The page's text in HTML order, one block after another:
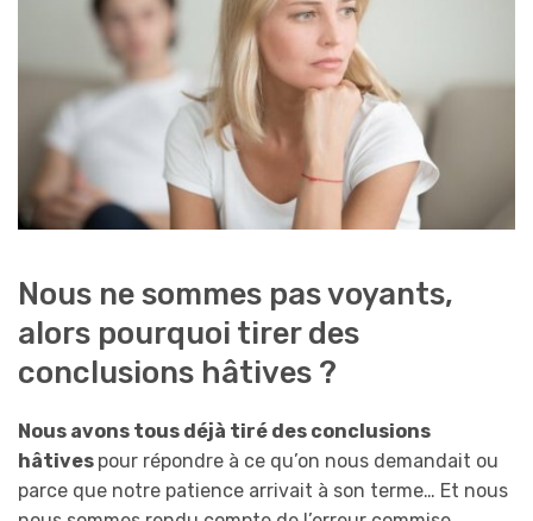
Nous ne sommes pas voyants,
alors pourquoi tirer des
conclusions hâtives ?
Nous avons tous déjà tiré des conclusions
hâtives pour répondre à ce qu’on nous demandait ou
parce que notre patience arrivait à son terme… Et nous